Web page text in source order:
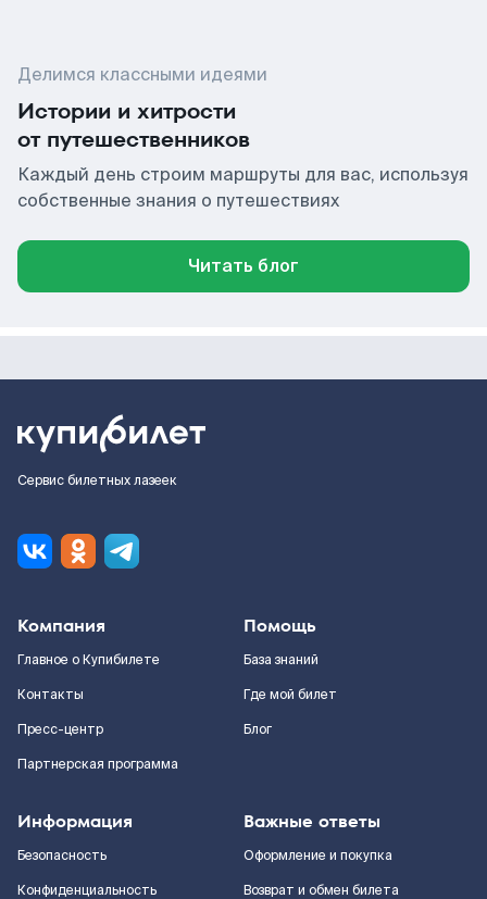
Делимся классными идеями
Истории и хитрости
от путешественников
Каждый день строим маршруты для вас, используя
собственные знания о путешествиях
Читать блог
Сервис билетных лазеек
Компания
Главное о Купибилете
Контакты
Пресс-центр
Партнерская программа
Помощь
База знаний
Где мой билет
Блог
Информация
Безопасность
Конфиденциальность
Важные ответы
Оформление и покупка
Возврат и обмен билета